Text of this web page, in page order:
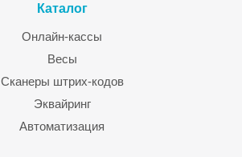
Каталог
Онлайн-кассы
Весы
Сканеры штрих-кодов
Эквайринг
Автоматизация